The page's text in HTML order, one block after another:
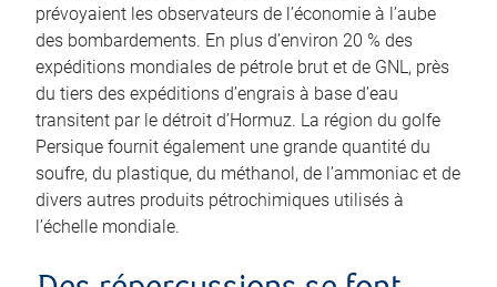
prévoyaient les observateurs de l’économie à l’aube
des bombardements. En plus d’environ 20 % des
expéditions mondiales de pétrole brut et de GNL, près
du tiers des expéditions d’engrais à base d’eau
transitent par le détroit d’Hormuz. La région du golfe
Persique fournit également une grande quantité du
soufre, du plastique, du méthanol, de l’ammoniac et de
divers autres produits pétrochimiques utilisés à
l’échelle mondiale.